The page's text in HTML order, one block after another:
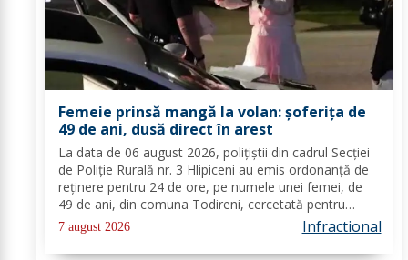
Femeie prinsă mangă la volan: șoferița de
49 de ani, dusă direct în arest
La data de 06 august 2026, polițiștii din cadrul Secției
de Poliție Rurală nr. 3 Hlipiceni au emis ordonanță de
reținere pentru 24 de ore, pe numele unei femei, de
49 de ani, din comuna Todireni, cercetată pentru
comiterea infracțiunii de conducerea unui vehicul sub
influența alcoolului. În urma...
7 august 2026 Infractional